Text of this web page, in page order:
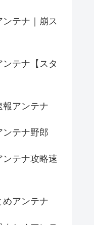
テナ｜崩ス
テナ【スタ
報アンテナ
ンテナ野郎
テナ攻略速
めアンテナ